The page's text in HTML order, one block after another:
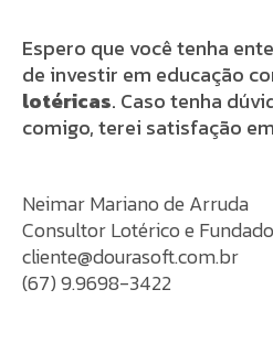
Espero que você tenha
de investir em educação
lotéricas. Caso tenha
comigo, terei satisfação
Neimar Mariano de Arruda
Consultor Lotérico e
cliente@dourasoft.com.br
(67) 9.9698-3422